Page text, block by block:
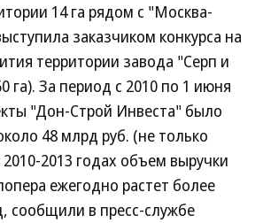
14 га рядом с "Москва-
заказчиком конкурса на
территории завода "Серп и
га). За период с 2010 по 1 июня
"Дон-Строй Инвеста" было
48 млрд руб. (не только
2013 годах объем выручки
ежегодно растет более
сообщили в пресс-службе